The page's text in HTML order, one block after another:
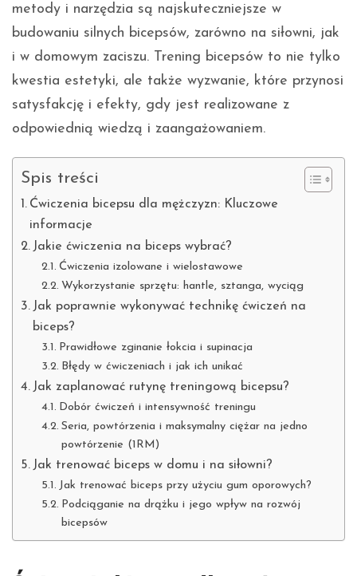
metody i narzędzia są najskuteczniejsze w
budowaniu silnych bicepsów, zarówno na siłowni, jak
i w domowym zaciszu. Trening bicepsów to nie tylko
kwestia estetyki, ale także wyzwanie, które przynosi
satysfakcję i efekty, gdy jest realizowane z
odpowiednią wiedzą i zaangażowaniem.
Spis treści
Ćwiczenia bicepsu dla mężczyzn: Kluczowe
informacje
Jakie ćwiczenia na biceps wybrać?
Ćwiczenia izolowane i wielostawowe
Wykorzystanie sprzętu: hantle, sztanga, wyciąg
Jak poprawnie wykonywać technikę ćwiczeń na
biceps?
Prawidłowe zginanie łokcia i supinacja
Błędy w ćwiczeniach i jak ich unikać
Jak zaplanować rutynę treningową bicepsu?
Dobór ćwiczeń i intensywność treningu
Seria, powtórzenia i maksymalny ciężar na jedno
powtórzenie (1RM)
Jak trenować biceps w domu i na siłowni?
Jak trenować biceps przy użyciu gum oporowych?
Podciąganie na drążku i jego wpływ na rozwój
bicepsów